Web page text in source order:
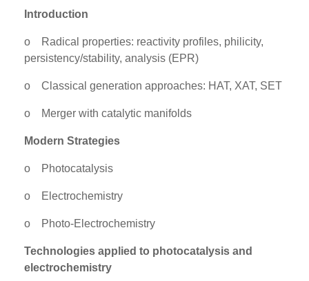
Introduction
o
Radical properties: reactivity profiles, philicity,
persistency/stability, analysis (EPR)
o Classical generation approaches: HAT, XAT, SET
o Merger with catalytic manifolds
Modern Strategies
o Photocatalysis
o Electrochemistry
o Photo-Electrochemistry
Technologies applied to photocatalysis and
electrochemistry